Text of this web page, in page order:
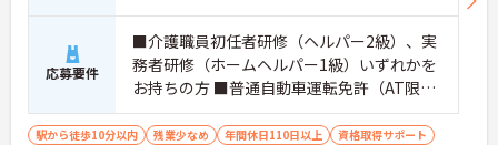
応募要件
■介護職員初任者研修（ヘルパー2級）、実
務者研修（ホームヘルパー1級）いずれかを
お持ちの方 ■普通自動車運転免許（AT限定
可）※業務で運転します
駅から徒歩10分以内 残業少なめ 年間休日110日以上
資格取得サポート